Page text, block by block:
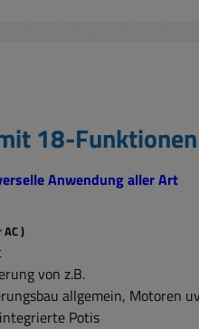
18-
Anwendung aller Art
)
von z.B.
allgemein, Motoren
Potis